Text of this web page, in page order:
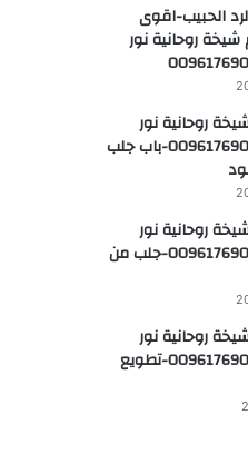
الحبيب-اقوى
روحانية نور
روحانية نور
الصادقة0096176904084-باب جلب
روحانية نور
الصادقة0096176904084-جلب من
روحانية نور
الصادقة0096176904084-تطويع